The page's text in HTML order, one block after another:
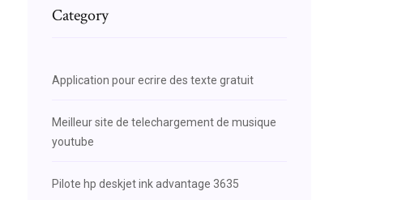
Category
Application pour ecrire des texte gratuit
Meilleur site de telechargement de musique
youtube
Pilote hp deskjet ink advantage 3635